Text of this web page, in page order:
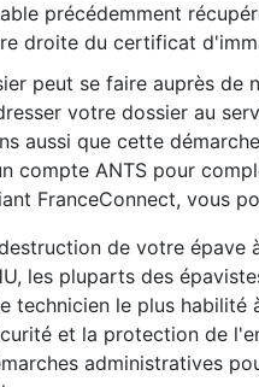
précédemment
droite du certificat
peut se faire auprès
votre dossier au
aussi que cette
compte ANTS pour
FranceConnect, vous
de votre
les pluparts des
technicien le plus
et la protection de
administratives